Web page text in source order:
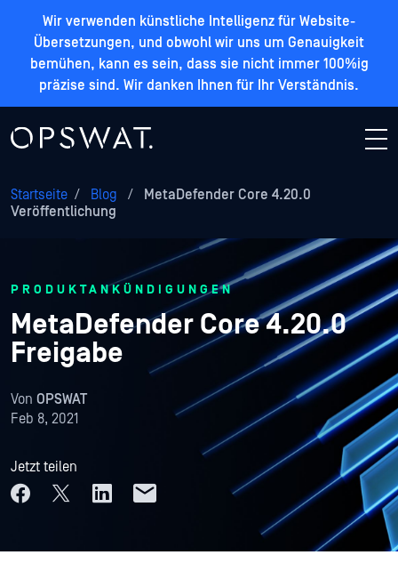
Wir verwenden künstliche Intelligenz für Website-
Übersetzungen, und obwohl wir uns um Genauigkeit
bemühen, kann es sein, dass sie nicht immer 100%ig
präzise sind. Wir danken Ihnen für Ihr Verständnis.
Startseite / Blog /
MetaDefender Core 4.20.0
Veröffentlichung
PRODUKTANKÜNDIGUNGEN
MetaDefender Core 4.20.0
Freigabe
Von OPSWAT
Feb 8, 2021
Jetzt teilen